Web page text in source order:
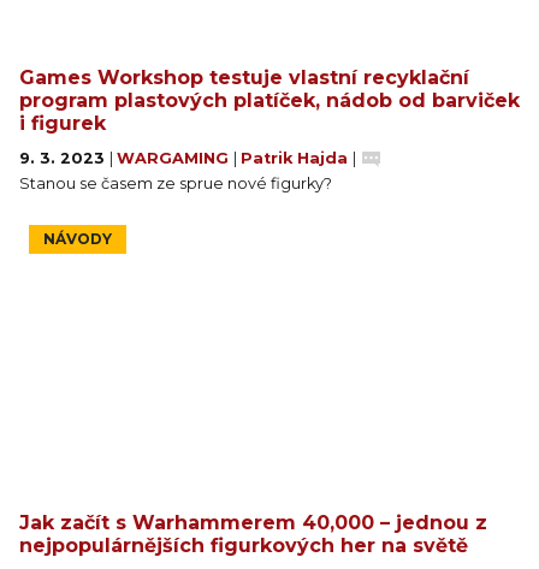
Games Workshop testuje vlastní recyklační
program plastových platíček, nádob od barviček
i figurek
9. 3. 2023 WARGAMING Patrik Hajda
Stanou se časem ze sprue nové figurky?
NÁVODY
Jak začít s Warhammerem 40,000 – jednou z
nejpopulárnějších figurkových her na světě